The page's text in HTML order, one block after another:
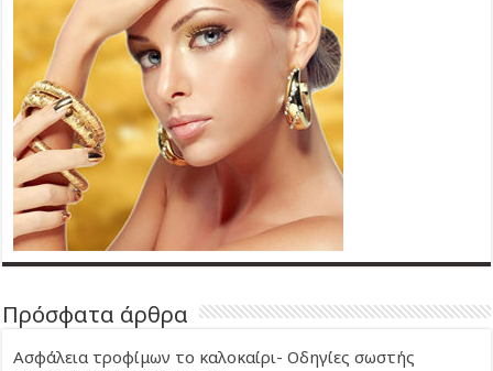
Πρόσφατα άρθρα
Ασφάλεια τροφίμων το καλοκαίρι- Οδηγίες σωστής